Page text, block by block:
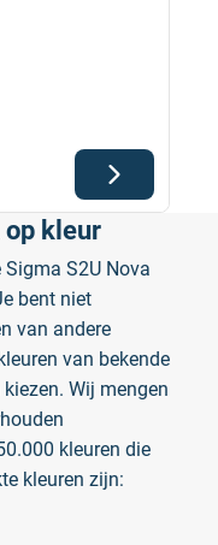
op kleur
S2U Nova
bent niet
van andere
van bekende
Wij mengen
kleuren die
kleuren zijn: